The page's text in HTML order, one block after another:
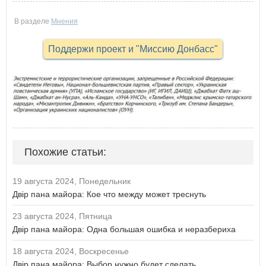
В разделе Мнения
Поддержи проект и "Миссию Донбасс"
Похожие статьи:
19 августа 2024, Понедельник
Двір пана майора: Кое что между может треснуть
23 августа 2024, Пятница
Двір пана майора: Одна большая ошибка и неразбериха
18 августа 2024, Воскресенье